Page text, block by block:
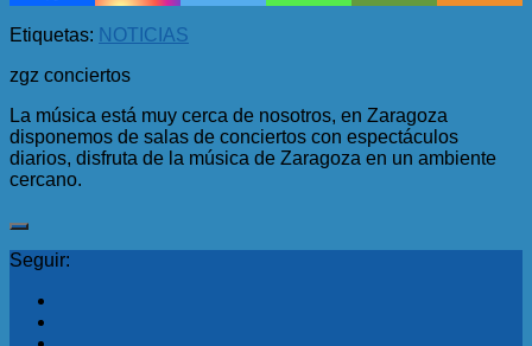
Etiquetas: NOTICIAS
zgz conciertos
La música está muy cerca de nosotros, en Zaragoza
disponemos de salas de conciertos con espectáculos
diarios, disfruta de la música de Zaragoza en un ambiente
cercano.
Seguir: